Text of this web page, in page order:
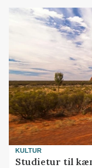
KULTUR
Studietur til